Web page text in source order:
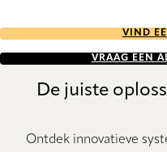
VIND
VRAAG EEN
De juiste
Ontdek innovatieve